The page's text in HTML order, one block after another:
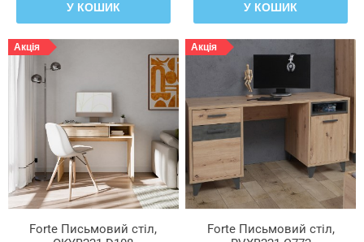
У КОШИК У КОШИК
Акція
Forte Письмовий стіл,
Акція
Forte Письмовий стіл,